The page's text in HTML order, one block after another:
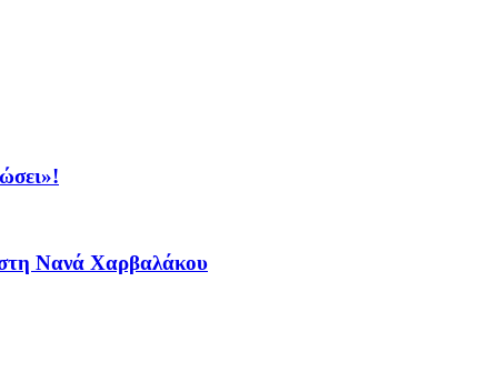
στη Νανά Χαρβαλάκου